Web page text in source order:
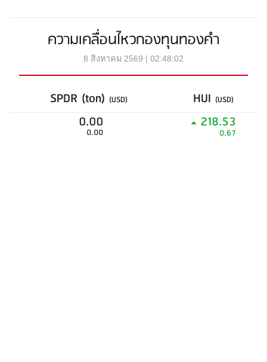
ความเคลื่อนไหวกองทุนทองคำ
8 สิงหาคม 2569 | 02:48:02
SPDR (ton) (USD) HUI (USD)
0.00
0.00
218.53
0.67